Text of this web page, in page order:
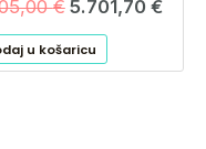
€ 5.701,70 €
u košaricu